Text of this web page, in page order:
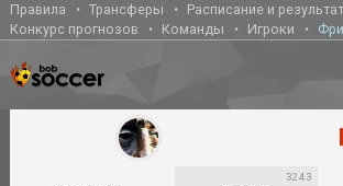
Правила Трансферы
Расписание и
Конкурс прогнозов
Команды Игроки
3243